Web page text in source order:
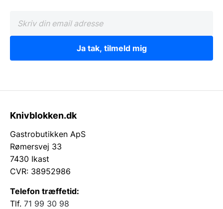
Ja tak, tilmeld mig
Knivblokken.dk
Gastrobutikken ApS
Rømersvej 33
7430 Ikast
CVR: 38952986
Telefon træffetid:
Tlf. 71 99 30 98